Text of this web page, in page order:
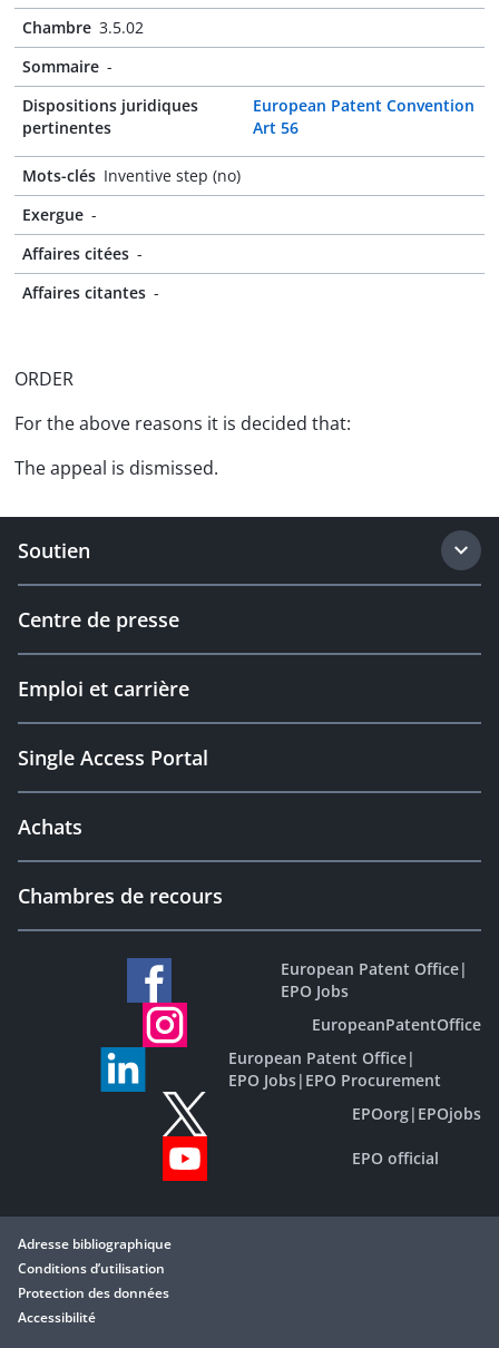
Chambre 3.5.02
Sommaire -
Dispositions juridiques
pertinentes
European Patent Convention
Art 56
Mots-clés Inventive step (no)
Exergue -
Affaires citées -
Affaires citantes -
ORDER
For the above reasons it is decided that:
The appeal is dismissed.
Soutien
Centre de presse
Emploi et carrière
Single Access Portal
Achats
Chambres de recours
European Patent Office|
EPO Jobs
EuropeanPatentOffice
European Patent Office|
EPO Jobs| EPO Procurement
EPOorg| EPOjobs
EPO official
Adresse bibliographique
Conditions d’utilisation
Protection des données
Accessibilité